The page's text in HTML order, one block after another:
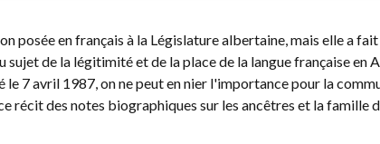
posée en français à la Législature albertaine, mais elle a
de la légitimité et de la place de la langue française en
le 7 avril 1987, on ne peut en nier l'importance pour la
récit des notes biographiques sur les ancêtres et la famille